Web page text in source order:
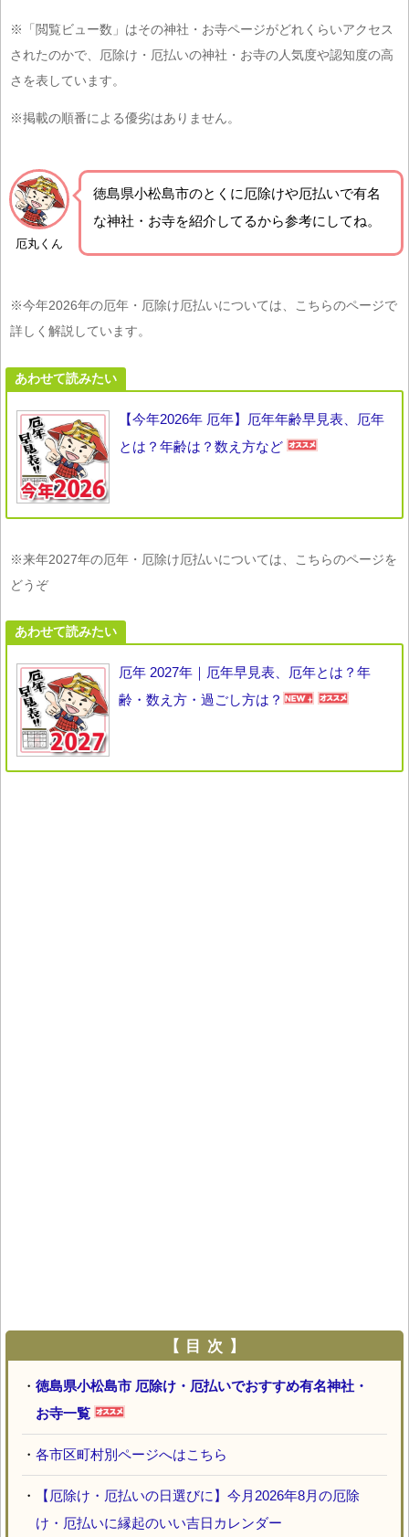
※「閲覧ビュー数」はその神社・お寺ページがどれくらいアクセス
されたのかで、厄除け・厄払いの神社・お寺の人気度や認知度の高
さを表しています。
※掲載の順番による優劣はありません。
厄丸くん
徳島県小松島市のとくに厄除けや厄払いで有名
な神社・お寺を紹介 してるから参考にしてね。
※今年2026年の厄年・厄除け厄払いについては、こちらのページで
詳しく解説しています。
あわせて読みたい
【今年2026年 厄年】厄年年齢早見表、厄年
とは？年齢は？数え方など
※来年2027年の厄年・厄除け厄払いについては、こちらのページを
どうぞ
あわせて読みたい
厄年 2027年｜厄年早見表、厄年とは？年
齢・数え方・過ごし方は？
【 目 次 】
・ 徳島県小松島市 厄除け・厄払いでおすすめ有名神社・
お寺一覧
・ 各市区町村別ページへはこちら
・
【厄除け・厄払いの日選びに】今月2026年8月の厄除
け・厄払いに縁起のいい吉日カレンダー